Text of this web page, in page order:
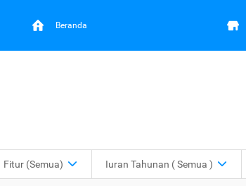
Beranda
Fitur (Semua) Iuran Tahunan ( Semua )